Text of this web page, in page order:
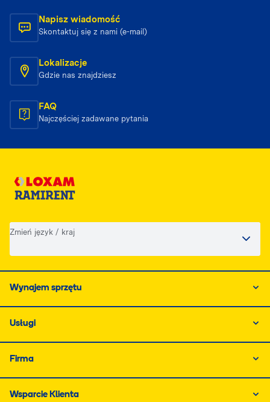
Napisz wiadomość
Skontaktuj się z nami (e-mail)
Lokalizacje
Gdzie nas znajdziesz
FAQ
Najczęściej zadawane pytania
Zmień język / kraj
Wynajem sprzętu
Usługi
Firma
Wsparcie Klienta